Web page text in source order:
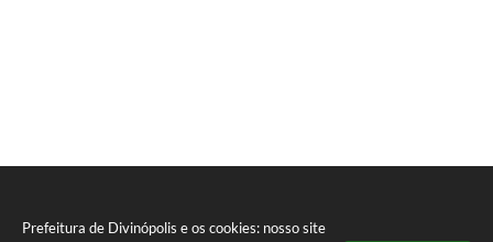
Prefeitura de Divinópolis e os cookies: nosso site